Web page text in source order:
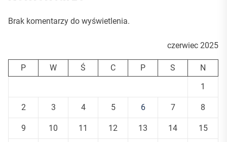
Brak komentarzy do wyświetlenia.
czerwiec 2025
P W Ś C P S
N
1
2 3 4 5 6 7 8
9 10 11 12 13 14 15